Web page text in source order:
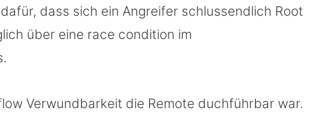
dass sich ein Angreifer schlussendlich Root
über eine race condition im
Verwundbarkeit die Remote duchführbar war.